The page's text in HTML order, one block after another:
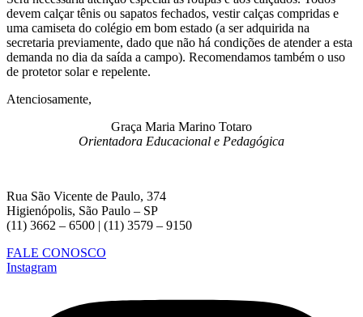
devem calçar tênis ou sapatos fechados, vestir calças compridas e
uma camiseta do colégio em bom estado (a ser adquirida na
secretaria previamente, dado que não há condições de atender a esta
demanda no dia da saída a campo). Recomendamos também o uso
de protetor solar e repelente.
Atenciosamente,
Graça Maria Marino Totaro
Orientadora Educacional e Pedagógica
Rua São Vicente de Paulo, 374
Higienópolis, São Paulo – SP
(11) 3662 – 6500 | (11) 3579 – 9150
FALE CONOSCO
Instagram